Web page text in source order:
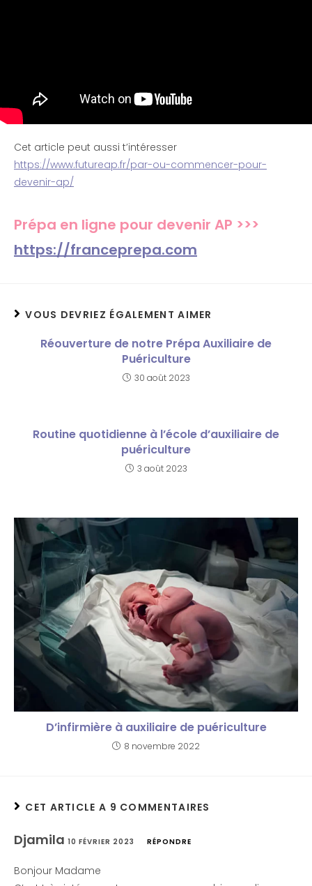
Cet article peut aussi t’intéresser
https://www.futureap.fr/par-ou-commencer-pour-
devenir-ap/
Prépa en ligne pour devenir AP >>>
https://franceprepa.com
VOUS DEVRIEZ ÉGALEMENT AIMER
Réouverture de notre Prépa Auxiliaire de
Puériculture
30 août 2023
Routine quotidienne à l’école d’auxiliaire de
puériculture
3 août 2023
D’infirmière à auxiliaire de puériculture
8 novembre 2022
CET ARTICLE A 9 COMMENTAIRES
Djamila 10 FÉVRIER 2023 RÉPONDRE
Bonjour Madame